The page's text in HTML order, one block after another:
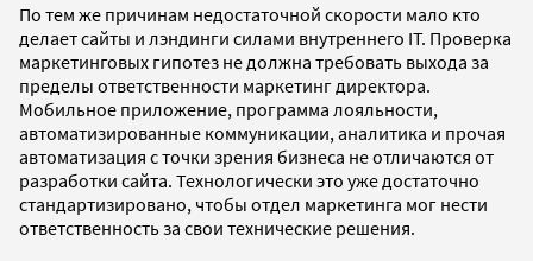
По тем же причинам недостаточной скорости мало кто
делает сайты и лэндинги силами внутреннего IT. Проверка
маркетинговых гипотез не должна требовать выхода за
пределы ответственности маркетинг директора.
Мобильное приложение, программа лояльности,
автоматизированные коммуникации, аналитика и прочая
автоматизация с точки зрения бизнеса не отличаются от
разработки сайта. Технологически это уже достаточно
стандартизировано, чтобы отдел маркетинга мог нести
ответственность за свои технические решения.